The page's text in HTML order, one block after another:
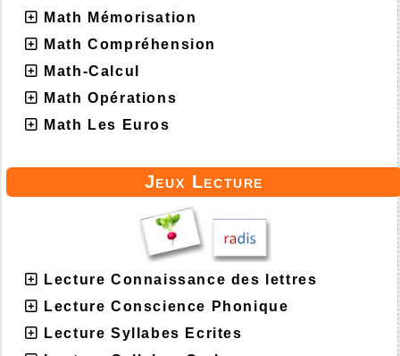
Math Mémorisation
Math Compréhension
Math-Calcul
Math Opérations
Math Les Euros
Jeux Lecture
Lecture Connaissance des lettres
Lecture Conscience Phonique
Lecture Syllabes Ecrites